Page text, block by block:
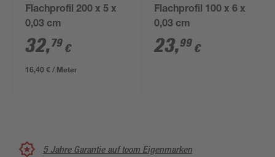
Flachprofil 200 x 5 x
0,03 cm
32,79 €
16,40 € / Meter
Flachprofil 100 x 6 x
0,03 cm
23,99 €
5 Jahre Garantie auf toom Eigenmarken